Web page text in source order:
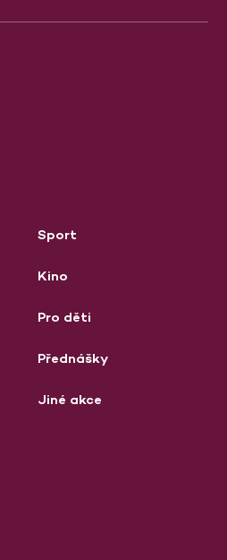
Sport
Kino
Pro děti
Přednášky
Jiné akce